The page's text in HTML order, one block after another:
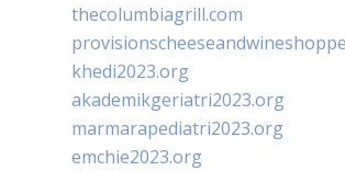
thecolumbiagrill.com
khedi2023.org
akademikgeriatri2023.org
marmarapediatri2023.org
emchie2023.org